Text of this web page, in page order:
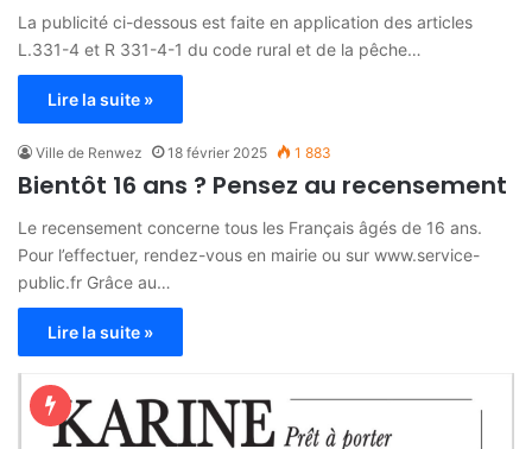
La publicité ci-dessous est faite en application des articles
L.331-4 et R 331-4-1 du code rural et de la pêche…
Lire la suite »
Ville de Renwez 18 février 2025 1 883
Bientôt 16 ans ? Pensez au recensement
Le recensement concerne tous les Français âgés de 16 ans.
Pour l’effectuer, rendez-vous en mairie ou sur www.service-
public.fr Grâce au…
Lire la suite »